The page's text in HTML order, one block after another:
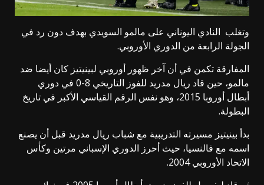
وتغلب النادي اليوناني على مالمو السويدي بهدف دون رد في
الجولة الرابعة من الدوري الأوروبي.
المفارقة تكمن في أن آخر ظهور أوروبي لبينيتيز كان أيضا ضد
مالمو، حين قاد ريال مدريد للفوز التاريخي 8-0 في دوري
أبطال أوروبا 2015، وهو نفس الرقم القياسي الأكبر في تاريخ
البطولة.
بدأ بينيتيز مسيرته التدريبية مع شباب ريال مدريد قبل أن يصنع
اسمه مع فالنسيا، حيث أحرز الدوري الإسباني مرتين وكأس
الاتحاد الأوروبي 2004.